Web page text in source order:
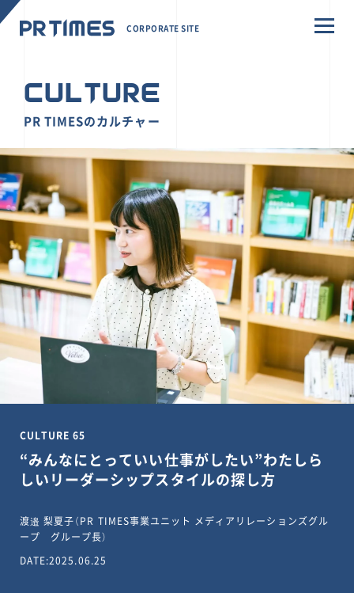
CORPORATE SITE
CULTURE
PR TIMESのカルチャー
CULTURE 65
“みんなにとっていい仕事がしたい”わたしら
しいリーダーシップスタイルの探し方
渡邉 梨夏子（PR TIMES事業ユニット メディアリレーションズグル
ープ グループ長）
DATE:2025.06.25